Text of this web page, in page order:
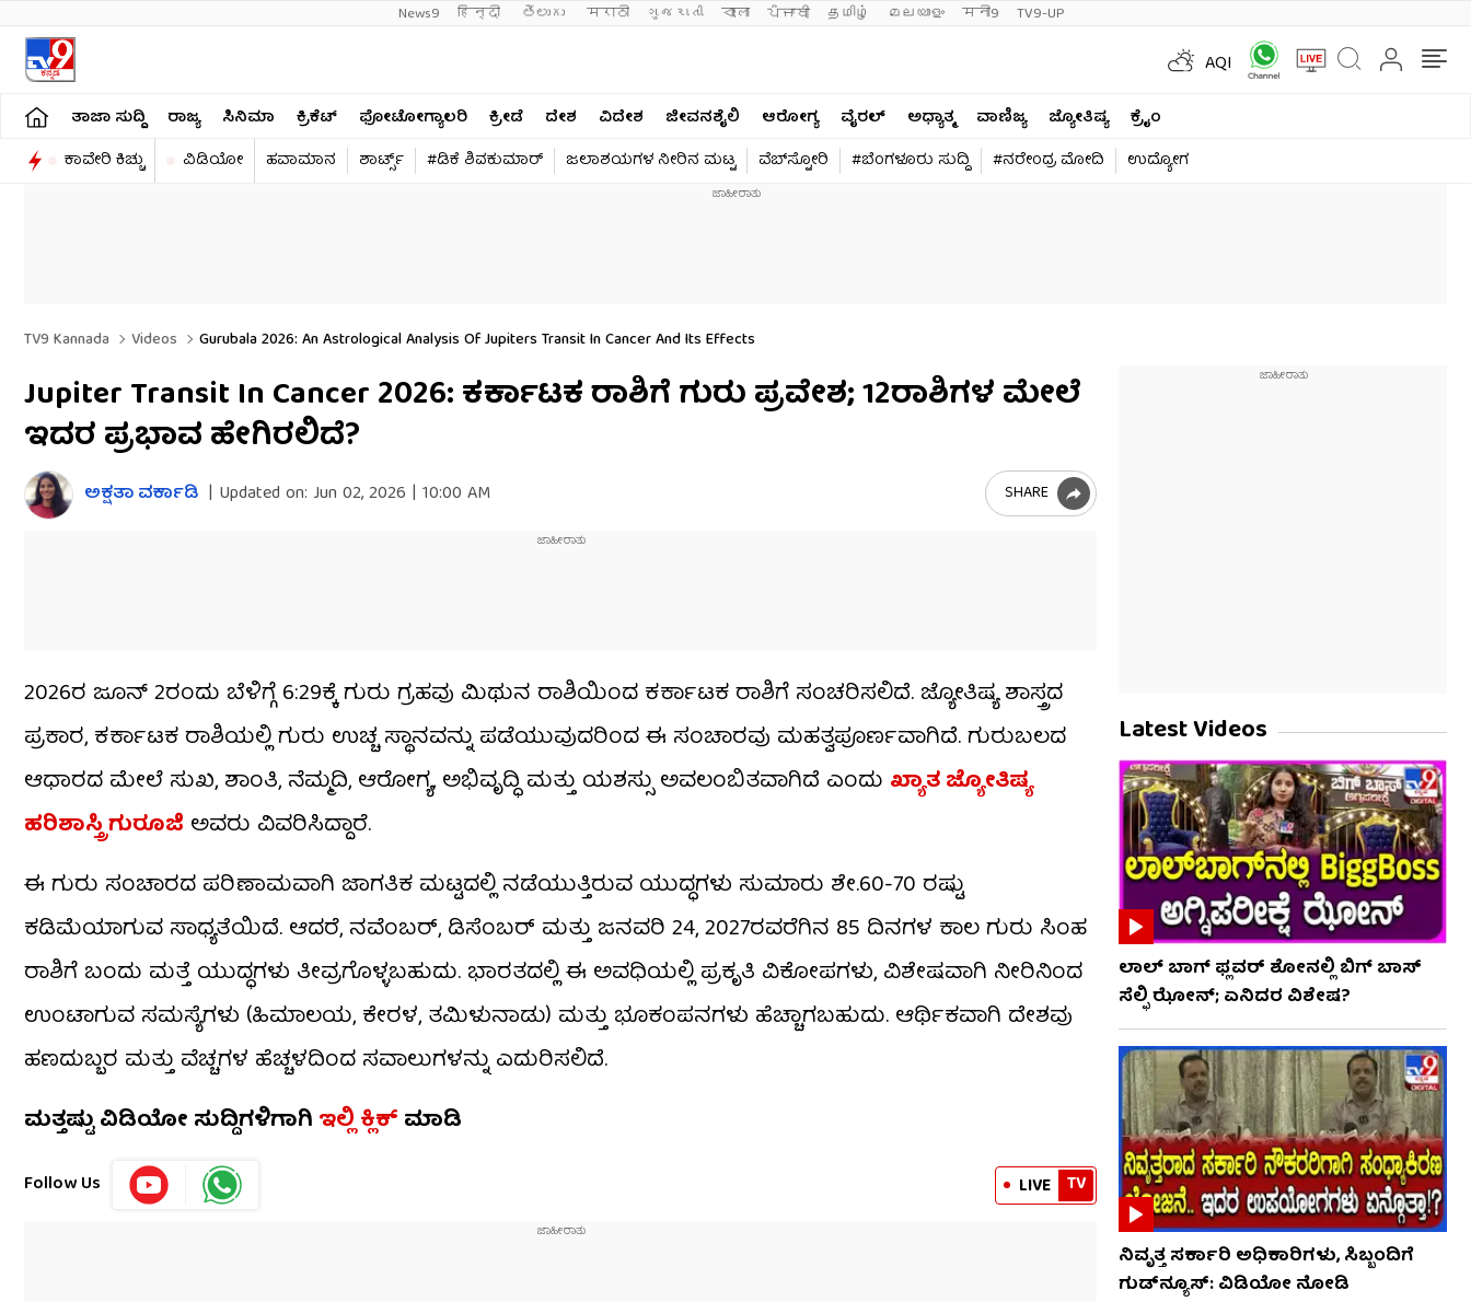
News9 हिन्दी తెలుగు मराठी ગુજરાતી বাংলা ਪੰਜਾਬੀ தமிழ் മലയാളം मनी9 TV9-UP
AQI
ತಾಜಾ ಸುದ್ದಿ ರಾಜ್ಯ ಸಿನಿಮಾ ಕ್ರಿಕೆಟ್​ ಫೋಟೋಗ್ಯಾಲರಿ ಕ್ರೀಡೆ ದೇಶ ವಿದೇಶ ಜೀವನಶೈಲಿ ಆರೋಗ್ಯ ವೈರಲ್​ ಅಧ್ಯಾತ್ಮ ವಾಣಿಜ್ಯ ಜ್ಯೋತಿಷ್ಯ
ಕ್ರೈಂ
ಕಾವೇರಿ ಕಿಚ್ಚು
ವಿಡಿಯೋ ಹವಾಮಾನ ಶಾರ್ಟ್ಸ್​ #ಡಿಕೆ ಶಿವಕುಮಾರ್​ ಜಲಾಶಯಗಳ ನೀರಿನ ಮಟ್ಟ ವೆಬ್​ಸ್ಟೋರಿ #ಬೆಂಗಳೂರು ಸುದ್ದಿ #ನರೇಂದ್ರ ಮೋದಿ ಉದ್ಯೋಗ
TV9 Kannada Videos Gurubala 2026: An Astrological Analysis Of Jupiters Transit In Cancer And Its Effects
Jupiter Transit In Cancer 2026: ಕರ್ಕಾಟಕ ರಾಶಿಗೆ ಗುರು ಪ್ರವೇಶ; 12ರಾಶಿಗಳ ಮೇಲೆ
ಇದರ ಪ್ರಭಾವ ಹೇಗಿರಲಿದೆ?
ಅಕ್ಷತಾ ವರ್ಕಾಡಿ | Updated on: Jun 02, 2026 | 10:00 AM SHARE
2026ರ ಜೂನ್ 2ರಂದು ಬೆಳಿಗ್ಗೆ 6:29ಕ್ಕೆ ಗುರು ಗ್ರಹವು ಮಿಥುನ ರಾಶಿಯಿಂದ ಕರ್ಕಾಟಕ ರಾಶಿಗೆ ಸಂಚರಿಸಲಿದೆ. ಜ್ಯೋತಿಷ್ಯ ಶಾಸ್ತ್ರದ
ಪ್ರಕಾರ, ಕರ್ಕಾಟಕ ರಾಶಿಯಲ್ಲಿ ಗುರು ಉಚ್ಚ ಸ್ಥಾನವನ್ನು ಪಡೆಯುವುದರಿಂದ ಈ ಸಂಚಾರವು ಮಹತ್ವಪೂರ್ಣವಾಗಿದೆ. ಗುರುಬಲದ
ಆಧಾರದ ಮೇಲೆ ಸುಖ, ಶಾಂತಿ, ನೆಮ್ಮದಿ, ಆರೋಗ್ಯ, ಅಭಿವೃದ್ಧಿ ಮತ್ತು ಯಶಸ್ಸು ಅವಲಂಬಿತವಾಗಿದೆ ಎಂದು ಖ್ಯಾತ ಜ್ಯೋತಿಷ್ಯ
ಹರಿಶಾಸ್ತ್ರಿ ಗುರೂಜಿ ಅವರು ವಿವರಿಸಿದ್ದಾರೆ.
ಈ ಗುರು ಸಂಚಾರದ ಪರಿಣಾಮವಾಗಿ ಜಾಗತಿಕ ಮಟ್ಟದಲ್ಲಿ ನಡೆಯುತ್ತಿರುವ ಯುದ್ಧಗಳು ಸುಮಾರು ಶೇ.60-70 ರಷ್ಟು
ಕಡಿಮೆಯಾಗುವ ಸಾಧ್ಯತೆಯಿದೆ. ಆದರೆ, ನವೆಂಬರ್, ಡಿಸೆಂಬರ್ ಮತ್ತು ಜನವರಿ 24, 2027ರವರೆಗಿನ 85 ದಿನಗಳ ಕಾಲ ಗುರು ಸಿಂಹ
ರಾಶಿಗೆ ಬಂದು ಮತ್ತೆ ಯುದ್ಧಗಳು ತೀವ್ರಗೊಳ್ಳಬಹುದು. ಭಾರತದಲ್ಲಿ ಈ ಅವಧಿಯಲ್ಲಿ ಪ್ರಕೃತಿ ವಿಕೋಪಗಳು, ವಿಶೇಷವಾಗಿ ನೀರಿನಿಂದ
ಉಂಟಾಗುವ ಸಮಸ್ಯೆಗಳು (ಹಿಮಾಲಯ, ಕೇರಳ, ತಮಿಳುನಾಡು) ಮತ್ತು ಭೂಕಂಪನಗಳು ಹೆಚ್ಚಾಗಬಹುದು. ಆರ್ಥಿಕವಾಗಿ ದೇಶವು
ಹಣದುಬ್ಬರ ಮತ್ತು ವೆಚ್ಚಗಳ ಹೆಚ್ಚಳದಿಂದ ಸವಾಲುಗಳನ್ನು ಎದುರಿಸಲಿದೆ.
ಮತ್ತಷ್ಟು ವಿಡಿಯೋ ಸುದ್ದಿಗಳಿಗಾಗಿ ಇಲ್ಲಿ ಕ್ಲಿಕ್ ಮಾಡಿ
Follow Us LIVE TV
Latest Videos
ಲಾಲ್ ಬಾಗ್ ಫ್ಲವರ್ ಶೋನಲ್ಲಿ ಬಿಗ್ ಬಾಸ್
ಸೆಲ್ಫಿ ಝೋನ್; ಏನಿದರ ವಿಶೇಷ?
ನಿವೃತ್ತ ಸರ್ಕಾರಿ ಅಧಿಕಾರಿಗಳು, ಸಿಬ್ಬಂದಿಗೆ
ಗುಡ್​ನ್ಯೂಸ್: ವಿಡಿಯೋ ನೋಡಿ